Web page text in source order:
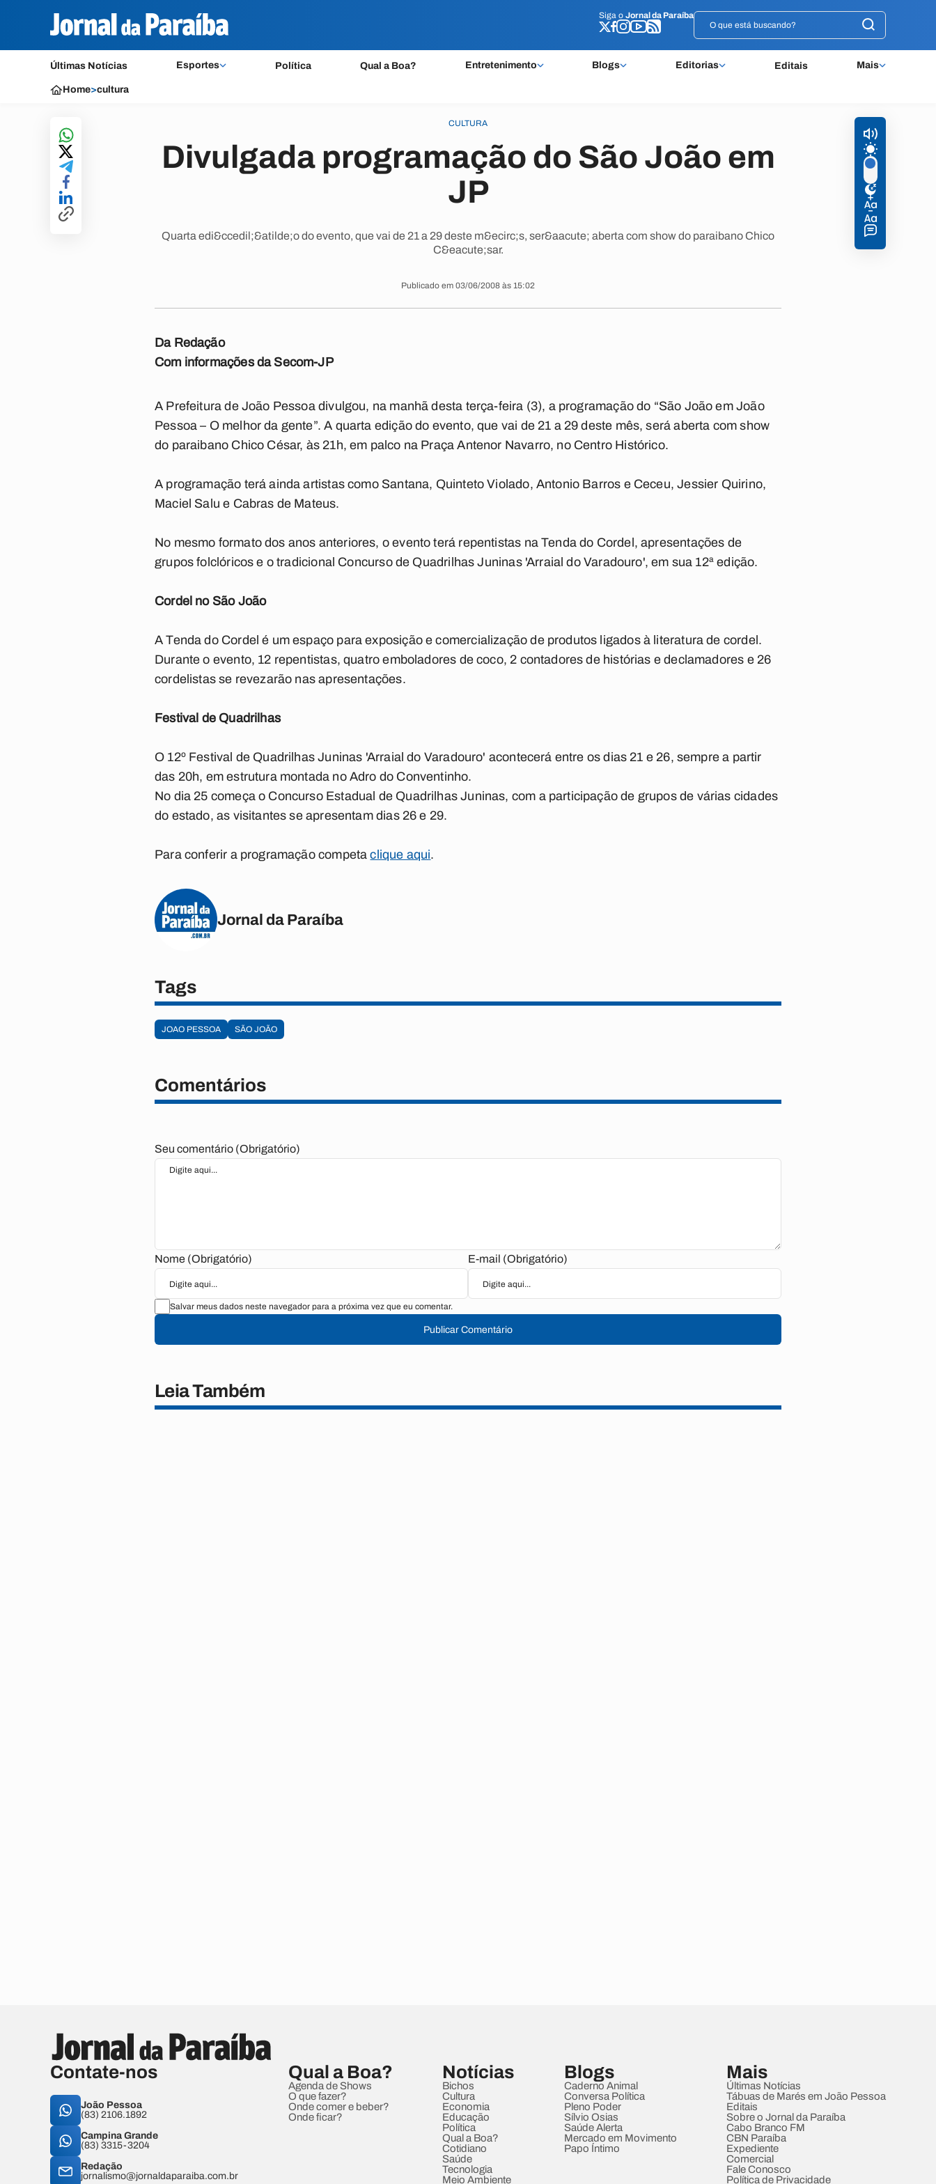
Siga o Jornal da Paraíba
Últimas Notícias Esportes Política Qual a Boa? Entretenimento Blogs Editorias Editais Mais
Siga o Jornal da Paraíba
Home>cultura
CULTURA
Divulgada programação do São João em
JP
Quarta edi&ccedil;&atilde;o do evento, que vai de 21 a 29 deste m&ecirc;s, ser&aacute; aberta com show do paraibano Chico
C&eacute;sar.
Publicado em 03/06/2008 às 15:02
Da Redação
Com informações da Secom-JP
A Prefeitura de João Pessoa divulgou, na manhã desta terça-feira (3), a programação do “São João em João
Pessoa – O melhor da gente”. A quarta edição do evento, que vai de 21 a 29 deste mês, será aberta com show
do paraibano Chico César, às 21h, em palco na Praça Antenor Navarro, no Centro Histórico.
A programação terá ainda artistas como Santana, Quinteto Violado, Antonio Barros e Ceceu, Jessier Quirino,
Maciel Salu e Cabras de Mateus.
No mesmo formato dos anos anteriores, o evento terá repentistas na Tenda do Cordel, apresentações de
grupos folclóricos e o tradicional Concurso de Quadrilhas Juninas 'Arraial do Varadouro', em sua 12ª edição.
Cordel no São João
A Tenda do Cordel é um espaço para exposição e comercialização de produtos ligados à literatura de cordel.
Durante o evento, 12 repentistas, quatro emboladores de coco, 2 contadores de histórias e declamadores e 26
cordelistas se revezarão nas apresentações.
Festival de Quadrilhas
O 12º Festival de Quadrilhas Juninas 'Arraial do Varadouro' acontecerá entre os dias 21 e 26, sempre a partir
das 20h, em estrutura montada no Adro do Conventinho.
No dia 25 começa o Concurso Estadual de Quadrilhas Juninas, com a participação de grupos de várias cidades
do estado, as visitantes se apresentam dias 26 e 29.
Para conferir a programação competaclique aqui.
Jornal da Paraíba
Tags
JOAO PESSOA SÃO JOÃO
Comentários
Seu comentário (Obrigatório)
Nome (Obrigatório) E-mail (Obrigatório)
Salvar meus dados neste navegador para a próxima vez que eu comentar.
Publicar Comentário
Leia Também
Contate-nos
João Pessoa
(83) 2106.1892
Campina Grande
(83) 3315-3204
Redação
jornalismo@jornaldaparaiba.com.br
Qual a Boa?
Agenda de Shows
O que fazer?
Onde comer e beber?
Onde ficar?
Notícias
Bichos
Cultura
Economia
Educação
Política
Qual a Boa?
Cotidiano
Saúde
Tecnologia
Meio Ambiente
Blogs
Caderno Animal
Conversa Política
Pleno Poder
Sílvio Osias
Saúde Alerta
Mercado em Movimento
Papo Íntimo
Mais
Últimas Notícias
Tábuas de Marés em João Pessoa
Editais
Sobre o Jornal da Paraíba
Cabo Branco FM
CBN Paraíba
Expediente
Comercial
Fale Conosco
Política de Privacidade